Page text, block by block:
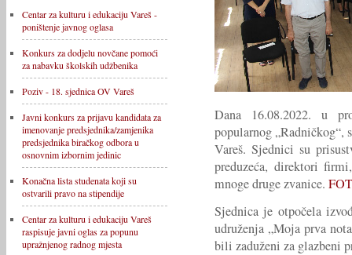
Centar za kulturu i edukaciju Vareš -
poništenje javnog oglasa
Konkurs za dodjelu novčane pomoći
za nabavku školskih udžbenika
Poziv - 18. sjednica OV Vareš
Javni konkurs za prijavu kandidata za
imenovanje predsjednika/zamjenika
predsjednika biračkog odbora u
osnovnim izbornim jedinic
Konačna lista studenata koji su
ostvarili pravo na stipendije
Centar za kulturu i edukaciju Vareš
raspisuje javni oglas za popunu
upražnjenog radnog mjesta
Dana 16.08.2022. u
popularnog „Radničkog“,
Vareš. Sjednici su
preduzeća, direktori
mnoge druge zvanice.
Sjednica je otpočela
udruženja „Moja prva
bili zaduženi za glazbeni